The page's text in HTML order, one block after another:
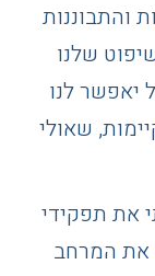
והתבוננות
שלנו
יאפשר לנו
שאולי
את תפקידי
את המרחב